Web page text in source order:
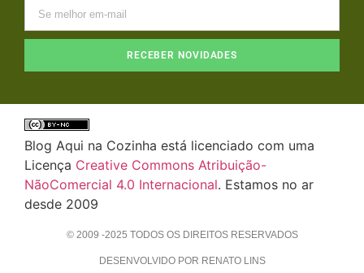
RECEBER NOVIDADES
Blog Aqui na Cozinha está licenciado com uma
Licença Creative Commons Atribuição-
NãoComercial 4.0 Internacional. Estamos no ar
desde 2009
© 2009 -2025 TODOS OS DIREITOS RESERVADOS
DESENVOLVIDO POR RENATO LINS